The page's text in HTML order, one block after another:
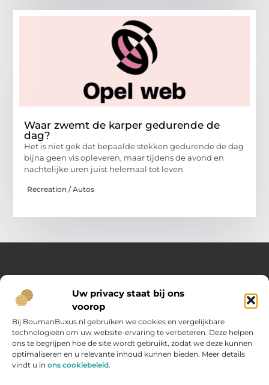
Uw privacy staat bij ons
voorop
Bij BoumanBuxus.nl gebruiken we cookies en vergelijkbare
technologieën om uw website-ervaring te verbeteren. Deze helpen
ons te begrijpen hoe de site wordt gebruikt, zodat we deze kunnen
optimaliseren en u relevante inhoud kunnen bieden. Meer details
vindt u in ons cookiebeleid.
Waar zwemt de karper gedurende de
dag?
Het is niet gek dat bepaalde stekken gedurende de dag
bijna geen vis opleveren, maar tijdens de avond en
nachtelijke uren juist helemaal tot leven
Recreation / Autos
Over Opelweb
Jouw startpunt voor handige tips en inspirerende artikelen
Op Opelweb.nl vind je een gevarieerd aanbod aan blogs en
content die je helpen meer uit je dag te halen – van nuttige
adviezen tot verrassende inzichten voor in het dagelijks leven.
Main Links